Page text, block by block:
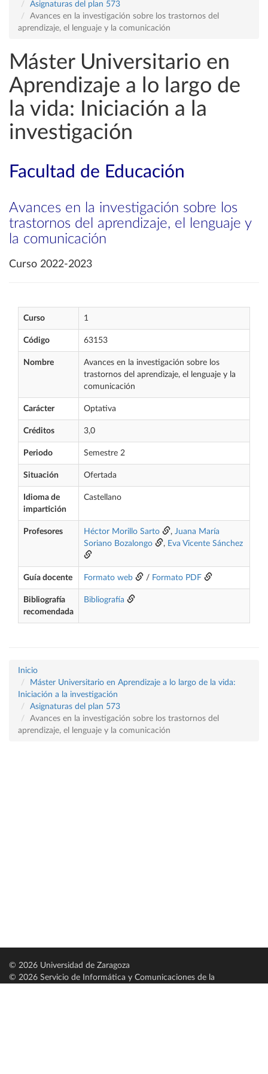
Asignaturas del plan 573
Avances en la investigación sobre los trastornos del
aprendizaje, el lenguaje y la comunicación
Máster Universitario en
Aprendizaje a lo largo de
la vida: Iniciación a la
investigación
Facultad de Educación
Avances en la investigación sobre los
trastornos del aprendizaje, el lenguaje y
la comunicación
Curso 2022-2023
Curso 1
Código 63153
Nombre
Avances en la investigación sobre los
trastornos del aprendizaje, el lenguaje y la
comunicación
Carácter Optativa
Créditos 3,0
Periodo Semestre 2
Situación Ofertada
Idioma de
impartición
Castellano
Profesores Héctor Morillo Sarto , Juana María
Soriano Bozalongo
, Eva Vicente Sánchez
Guía docente Formato web / Formato PDF
Bibliografía
recomendada
Bibliografía
Inicio
Máster Universitario en Aprendizaje a lo largo de la vida:
Iniciación a la investigación
Asignaturas del plan 573
Avances en la investigación sobre los trastornos del
aprendizaje, el lenguaje y la comunicación
© 2026 Universidad de Zaragoza
© 2026 Servicio de Informática y Comunicaciones de la